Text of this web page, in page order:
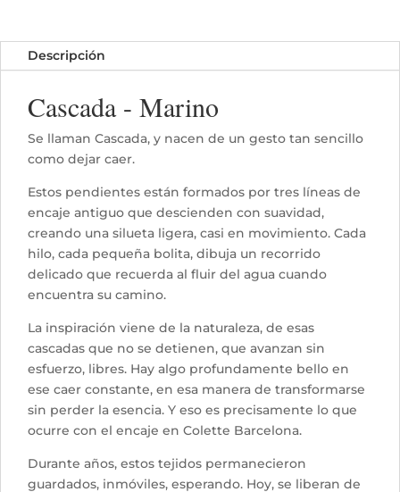
Descripción
Cascada - Marino
Se llaman Cascada, y nacen de un gesto tan sencillo
como dejar caer.
Estos pendientes están formados por tres líneas de
encaje antiguo que descienden con suavidad,
creando una silueta ligera, casi en movimiento. Cada
hilo, cada pequeña bolita, dibuja un recorrido
delicado que recuerda al fluir del agua cuando
encuentra su camino.
La inspiración viene de la naturaleza, de esas
cascadas que no se detienen, que avanzan sin
esfuerzo, libres. Hay algo profundamente bello en
ese caer constante, en esa manera de transformarse
sin perder la esencia. Y eso es precisamente lo que
ocurre con el encaje en Colette Barcelona.
Durante años, estos tejidos permanecieron
guardados, inmóviles, esperando. Hoy, se liberan de